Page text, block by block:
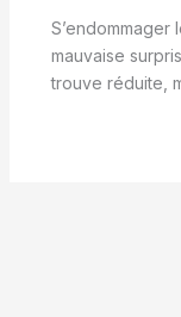
S’endommager
mauvaise
trouve réduite,